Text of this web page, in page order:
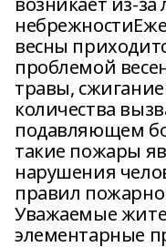
весны
проблемой
травы,
количества
подавляющем
такие пожары
нарушения
правил
Уважаемые
элементарные